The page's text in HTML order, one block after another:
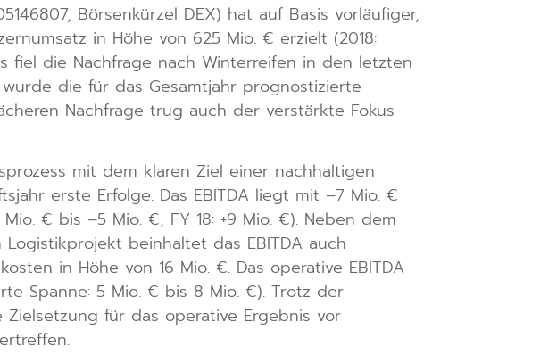
Börsenkürzel DEX) hat auf Basis vorläufiger,
in Höhe von 625 Mio. € erzielt (2018:
fiel die Nachfrage nach Winterreifen in den letzten
die für das Gesamtjahr prognostizierte
Nachfrage trug auch der verstärkte Fokus
mit dem klaren Ziel einer nachhaltigen
erste Erfolge. Das EBITDA liegt mit –7 Mio. €
€ bis –5 Mio. €, FY 18: +9 Mio. €). Neben dem
beinhaltet das EBITDA auch
in Höhe von 16 Mio. €. Das operative EBITDA
Spanne: 5 Mio. € bis 8 Mio. €). Trotz der
für das operative Ergebnis vor